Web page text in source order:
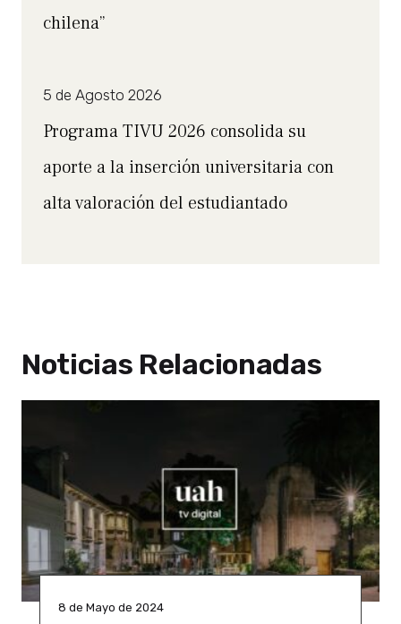
chilena”
5 de Agosto 2026
Programa TIVU 2026 consolida su
aporte a la inserción universitaria con
alta valoración del estudiantado
Noticias Relacionadas
8 de Mayo de 2024